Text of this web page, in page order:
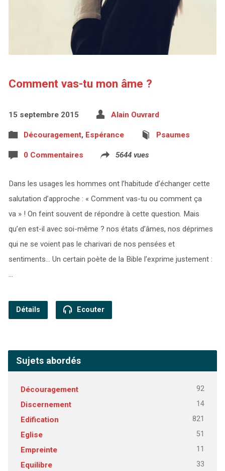
Comment vas-tu mon âme ?
15 septembre 2015 Alain Ouvrard
Découragement, Espérance Psaumes
0 Commentaires 5644 vues
Dans les usages les hommes ont l’habitude d’échanger cette
salutation d’approche : « Comment vas-tu ou comment ça
va » ! On feint souvent de répondre à cette question. Mais
qu’en est-il avec soi-même ? nos états d’âmes, nos déprimes
qui ne se voient pas le charivari de nos pensées et
sentiments… Un certain poète de la Bible l’exprime justement :
…
Détails Ecouter
Sujets abordés
Découragement 92
Discernement 14
Edification 821
Eglise 51
Empreinte 11
Equilibre 33